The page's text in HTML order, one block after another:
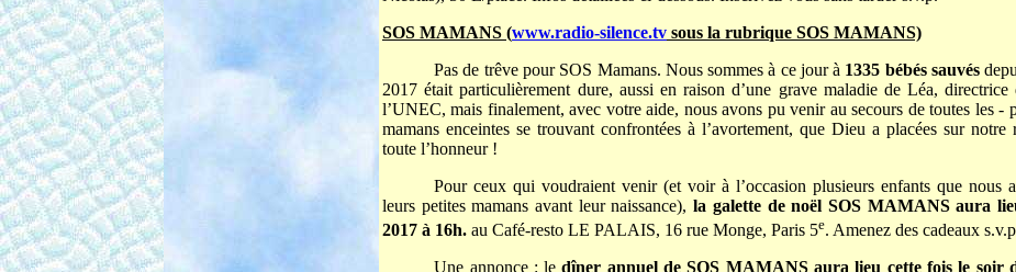
SOS MAMANS (www.radio-silence.tv sous la rubrique SOS MAMANS)
Pas de trêve pour SOS Mamans. Nous sommes à ce jour à 1335 bébés sauvés
2017 était particulièrement dure, aussi en raison d’une grave maladie de Léa,
l’UNEC, mais finalement, avec votre aide, nous avons pu venir au secours de toutes les -
mamans enceintes se trouvant confrontées à l’avortement, que Dieu a placées sur
toute l’honneur !
Pour ceux qui voudraient venir (et voir à l’occasion plusieurs enfants que nous
leurs petites mamans avant leur naissance),la galette de noël SOS MAMANS aura
2017 à 16h. au Café-resto LE PALAIS, 16 rue Monge, Paris 5e. Amenez des cadeaux
Une annonce : ledîner annuel de SOS MAMANS aura lieu cette fois le soir